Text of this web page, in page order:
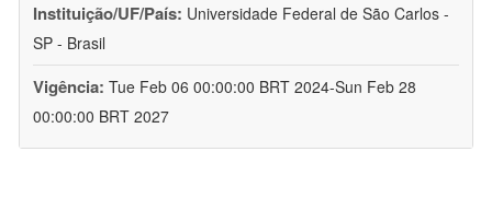
Instituição/UF/País: Universidade Federal de São Carlos -
SP - Brasil
Vigência: Tue Feb 06 00:00:00 BRT 2024-Sun Feb 28
00:00:00 BRT 2027